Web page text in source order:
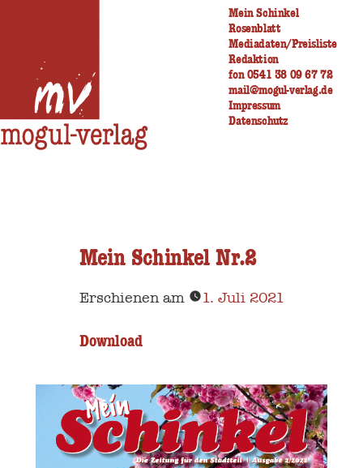
springen
Mein Schinkel
Rosenblatt
Mediadaten/Preisliste
Redaktion
fon 0541 38 09 67 72
mail@mogul-verlag.de
Impressum
Datenschutz
Mein Schinkel Nr.2
Erschienen am 1. Juli 2021
Download